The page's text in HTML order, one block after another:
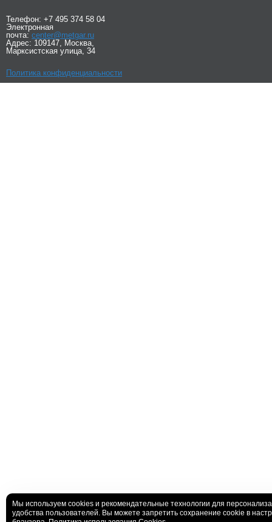
Телефон: +7 495 374 58 04
Электронная
почта: center@metgar.ru
Адрес: 109147, Москва,
Марксистская улица, 34
Политика конфиденциальности
Мы используем cookies и рекомендательные технологии для
удобства пользователей. Вы можете запретить сохранение cookie в